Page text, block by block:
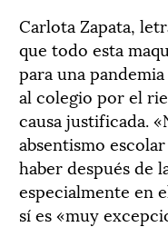
Carlota Zapata,
que todo esta
para una
al colegio por el
causa justificada.
absentismo
haber después de
especialmente en
sí es «muy